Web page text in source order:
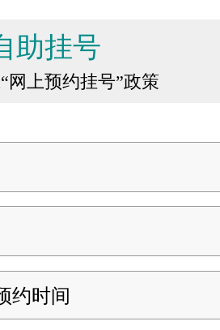
助挂号
网上预约挂号”政策